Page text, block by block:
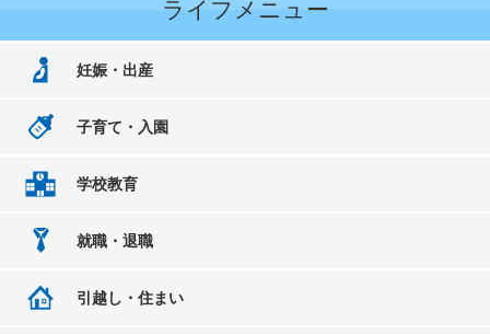
ライフメニュー
妊娠・出産
子育て・入園
学校教育
就職・退職
引越し・住まい